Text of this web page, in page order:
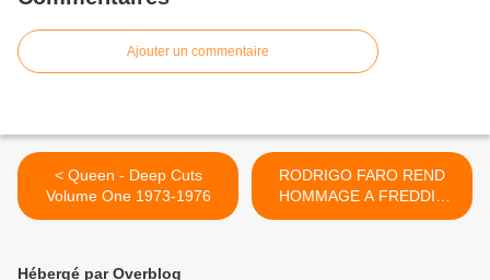
Ajouter un commentaire
< Queen - Deep Cuts
Volume One 1973-1976
RODRIGO FARO REND
HOMMAGE A FREDDIE
MERCURY >
Hébergé par Overblog